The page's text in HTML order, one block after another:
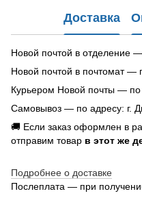
Доставка
Новой почтой в отделение
Новой почтой в почтомат —
Курьером Новой почты —
Самовывоз — по адресу: г.
🚚 Если заказ оформлен в
отправим товар в этот же
Подробнее о доставке
Послеплата — при